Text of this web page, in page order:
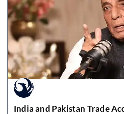
India and Pakistan Trade